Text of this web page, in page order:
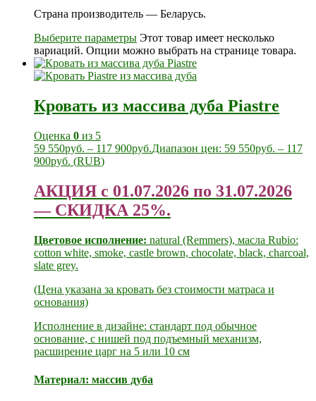
Страна производитель — Беларусь.
Выберите параметры Этот товар имеет несколько
вариаций. Опции можно выбрать на странице товара.
Кровать из массива дуба Piastre
Оценка 0 из 5
59 550руб. – 117 900руб.Диапазон цен: 59 550руб. – 117
900руб. (RUB)
АКЦИЯ с 01.07.2026 по 31.07.2026
— СКИДКА 25%.
Цветовое исполнение: natural (Remmers), масла Rubio:
cotton white, smoke, castle brown, chocolate, black, charcoal,
slate grey.
(Цена указана за кровать без стоимости матраса и
основания)
Исполнение в дизайне: стандарт под обычное
основание, с нишей под подъемный механизм,
расширение царг на 5 или 10 см
Материал: массив дуба